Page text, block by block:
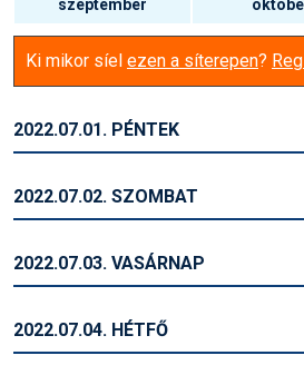
szeptember
Ki mikor síel ezen a síterepen?
2022.07.01. PÉNTEK
2022.07.02. SZOMBAT
2022.07.03. VASÁRNAP
2022.07.04. HÉTFŐ